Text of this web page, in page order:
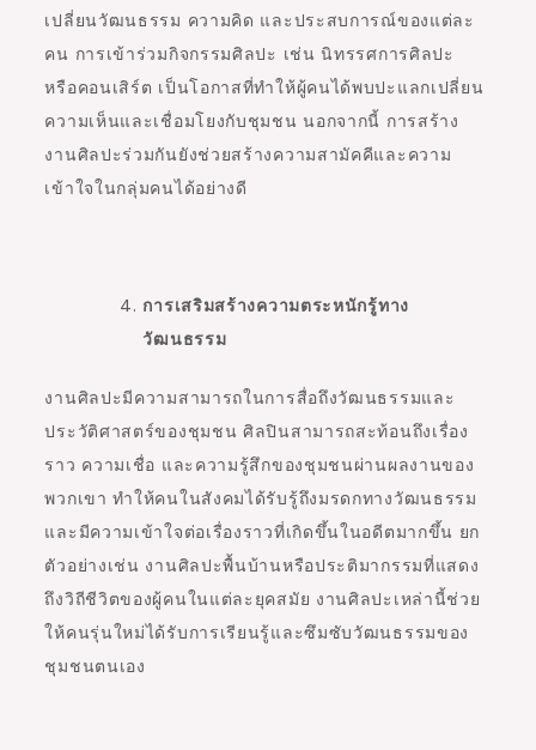
เปลี่ยนวัฒนธรรม ความคิด และประสบการณ์ของแต่ละ
คน การเข้าร่วมกิจกรรมศิลปะ เช่น นิทรรศการศิลปะ
หรือคอนเสิร์ต เป็นโอกาสที่ทำให้ผู้คนได้พบปะแลกเปลี่ยน
ความเห็นและเชื่อมโยงกับชุมชน นอกจากนี้ การสร้าง
งานศิลปะร่วมกันยังช่วยสร้างความสามัคคีและความ
เข้าใจในกลุ่มคนได้อย่างดี
การเสริมสร้างความตระหนักรู้ทาง
วัฒนธรรม
งานศิลปะมีความสามารถในการสื่อถึงวัฒนธรรมและ
ประวัติศาสตร์ของชุมชน ศิลปินสามารถสะท้อนถึงเรื่อง
ราว ความเชื่อ และความรู้สึกของชุมชนผ่านผลงานของ
พวกเขา ทำให้คนในสังคมได้รับรู้ถึงมรดกทางวัฒนธรรม
และมีความเข้าใจต่อเรื่องราวที่เกิดขึ้นในอดีตมากขึ้น ยก
ตัวอย่างเช่น งานศิลปะพื้นบ้านหรือประติมากรรมที่แสดง
ถึงวิถีชีวิตของผู้คนในแต่ละยุคสมัย งานศิลปะเหล่านี้ช่วย
ให้คนรุ่นใหม่ได้รับการเรียนรู้และซึมซับวัฒนธรรมของ
ชุมชนตนเอง